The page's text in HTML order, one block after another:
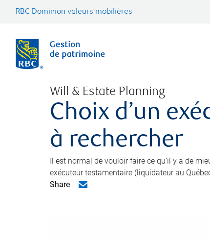
RBC Dominion valeurs mobilières
Will & Estate Planning
Choix d’un
à rechercher
Il est normal de vouloir faire ce qu’il y a de
exécuteur testamentaire (liquidateur au
Share